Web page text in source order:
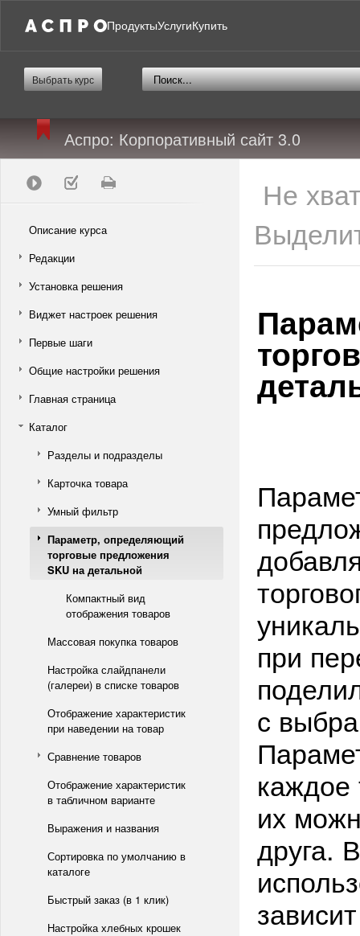
ПродуктыУслугиКупить
Выбрать курс
Аспро: Корпоративный сайт 3.0
Описание курса
Редакции
Установка решения
Виджет настроек решения
Первые шаги
Общие настройки решения
Главная страница
Каталог
Разделы и подразделы
Карточка товара
Умный фильтр
Параметр, определяющий
торговые предложения
SKU на детальной
Компактный вид
отображения товаров
Массовая покупка товаров
Настройка слайдпанели
(галереи) в списке товаров
Отображение характеристик
при наведении на товар
Сравнение товаров
Отображение характеристик
в табличном варианте
Выражения и названия
Сортировка по умолчанию в
каталоге
Быстрый заказ (в 1 клик)
Настройка хлебных крошек
Не
при
с
каждое
их
друга.